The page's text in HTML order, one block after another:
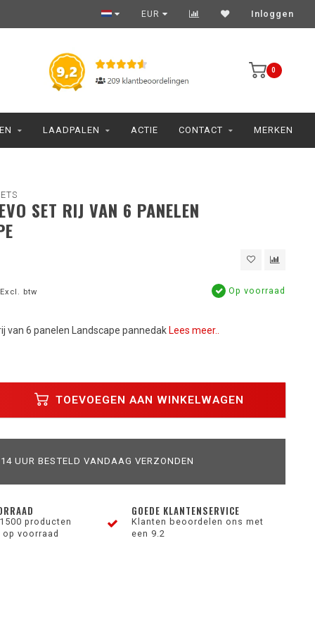
EUR Inloggen
0
LAADPALEN ACTIE CONTACT MERKEN
SET RIJ VAN 6 PANELEN
Excl. btw Op voorraad
van 6 panelen Landscape pannedak Lees meer..
TOEVOEGEN AAN WINKELWAGEN
UUR BESTELD VANDAAG VERZONDEN
producten
voorraad
GOEDE KLANTENSERVICE
Klanten beoordelen ons met
een 9.2